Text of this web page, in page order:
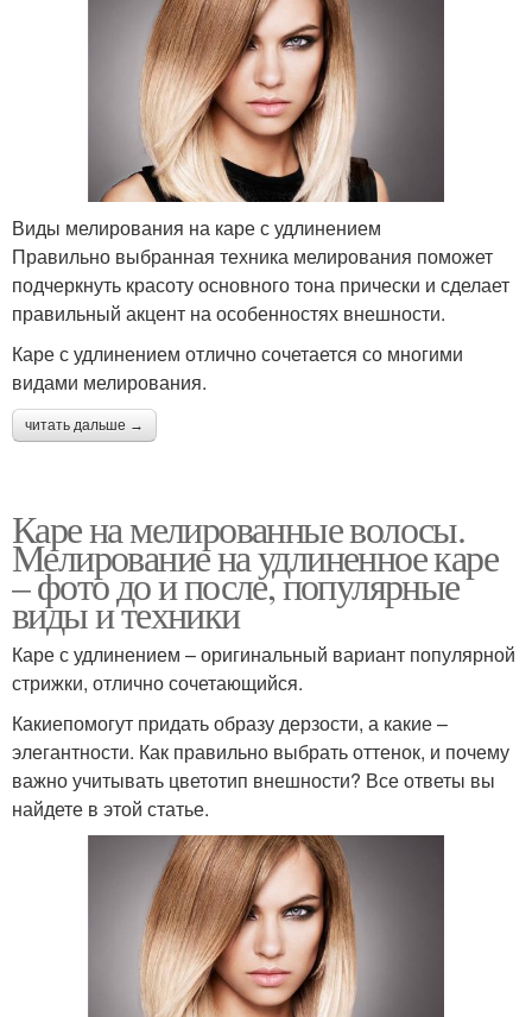
Виды мелирования на каре с удлинением
Правильно выбранная техника мелирования поможет
подчеркнуть красоту основного тона прически и сделает
правильный акцент на особенностях внешности.
Каре с удлинением отлично сочетается со многими
видами мелирования.
читать дальше →
Каре на мелированные волосы.
Мелирование на удлиненное каре
– фото до и после, популярные
виды и техники
Каре с удлинением – оригинальный вариант популярной
стрижки, отлично сочетающийся.
Какиепомогут придать образу дерзости, а какие –
элегантности. Как правильно выбрать оттенок, и почему
важно учитывать цветотип внешности? Все ответы вы
найдете в этой статье.